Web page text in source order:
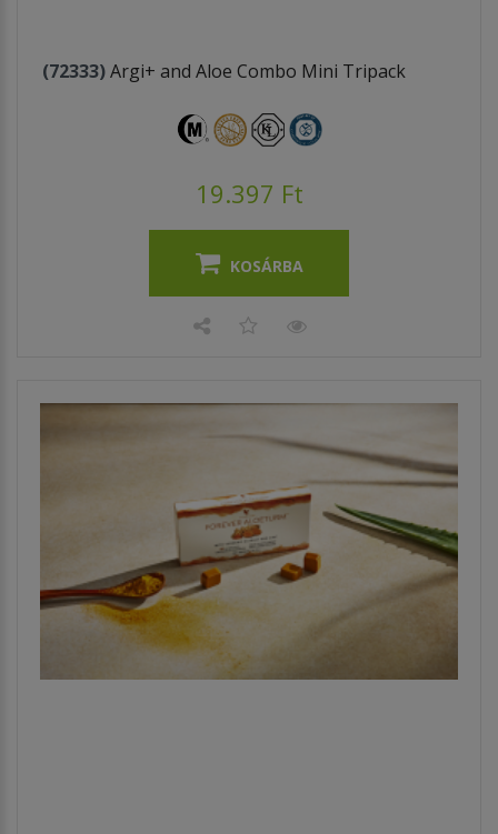
(72333)Argi+ and Aloe Combo Mini Tripack
19.397 Ft
KOSÁRBA